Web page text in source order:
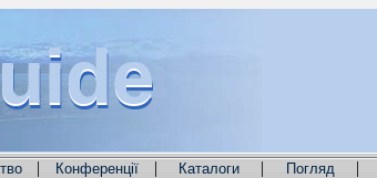
| Конференції | Каталоги | Погляд |